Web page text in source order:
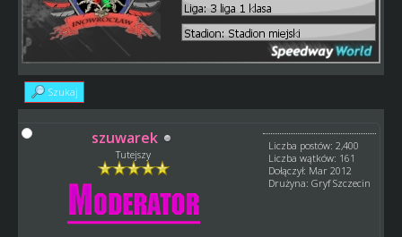
Szukaj
szuwarek
Tutejszy
Liczba postów: 2,400
Liczba wątków: 161
Dołączył: Mar 2012
Drużyna: Gryf Szczecin